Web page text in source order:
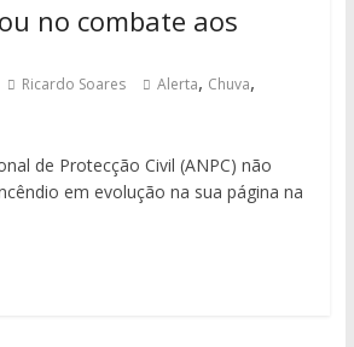
no combate aos
Ricardo Soares Alerta, Chuva,
de Protecção Civil (ANPC) não
em evolução na sua página na